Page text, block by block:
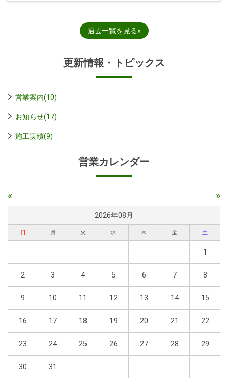
過去一覧を見る
更新情報・トピックス
営業案内(10)
お知らせ(17)
施工実績(9)
営業カレンダー
« »
2026年08月
日 月 火 水 木 金 土
1
2 3 4 5 6 7 8
9 10 11 12 13 14 15
16 17 18 19 20 21 22
23 24 25 26 27 28 29
30 31